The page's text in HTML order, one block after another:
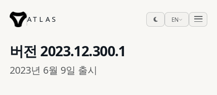
ATLAS EN
버전 2023.12.300.1
2023년 6월 9일 출시